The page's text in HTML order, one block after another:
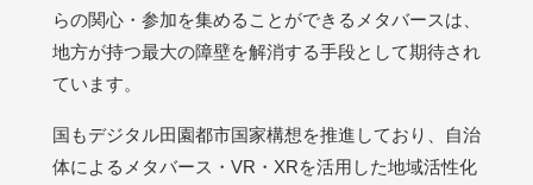
らの関心・参加を集めることができるメタバースは、
地方が持つ最大の障壁を解消する手段として期待され
ています。
国もデジタル田園都市国家構想を推進しており、自治
体によるメタバース・VR・XRを活用した地域活性化